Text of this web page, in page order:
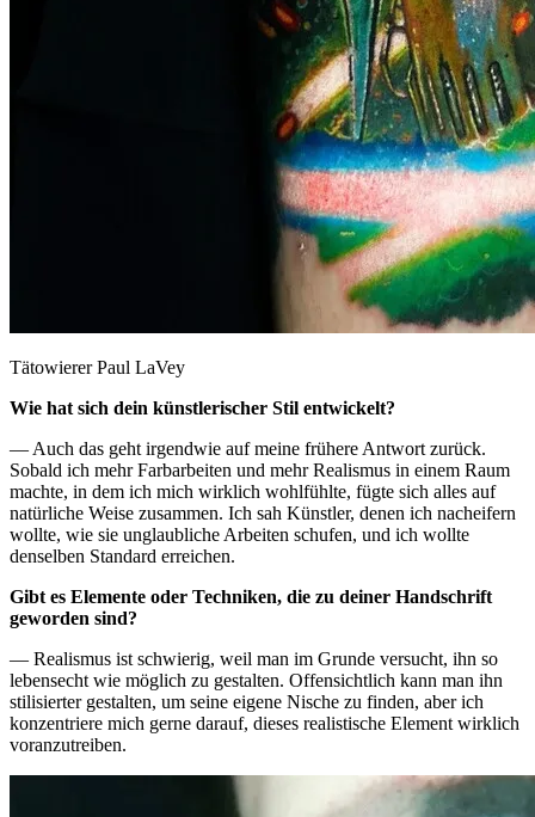
Tätowierer Paul LaVey
Wie hat sich dein künstlerischer Stil entwickelt?
— Auch das geht irgendwie auf meine frühere Antwort zurück.
Sobald ich mehr Farbarbeiten und mehr Realismus in einem Raum
machte, in dem ich mich wirklich wohlfühlte, fügte sich alles auf
natürliche Weise zusammen. Ich sah Künstler, denen ich nacheifern
wollte, wie sie unglaubliche Arbeiten schufen, und ich wollte
denselben Standard erreichen.
Gibt es Elemente oder Techniken, die zu deiner Handschrift
geworden sind?
— Realismus ist schwierig, weil man im Grunde versucht, ihn so
lebensecht wie möglich zu gestalten. Offensichtlich kann man ihn
stilisierter gestalten, um seine eigene Nische zu finden, aber ich
konzentriere mich gerne darauf, dieses realistische Element wirklich
voranzutreiben.